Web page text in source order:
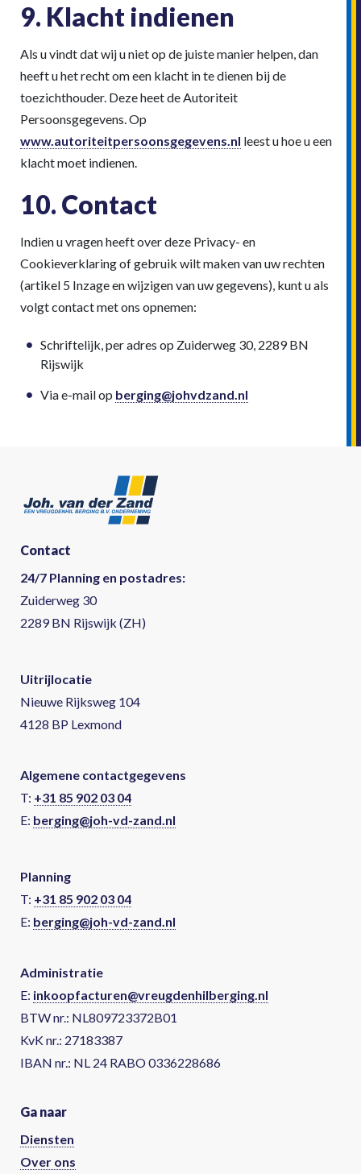
9. Klacht indienen
Als u vindt dat wij u niet op de juiste manier helpen, dan
heeft u het recht om een klacht in te dienen bij de
toezichthouder. Deze heet de Autoriteit
Persoonsgegevens. Op
www.autoriteitpersoonsgegevens.nl leest u hoe u een
klacht moet indienen.
10. Contact
Indien u vragen heeft over deze Privacy- en
Cookieverklaring of gebruik wilt maken van uw rechten
(artikel 5 Inzage en wijzigen van uw gegevens), kunt u als
volgt contact met ons opnemen:
Schriftelijk, per adres op Zuiderweg 30, 2289 BN
Rijswijk
Via e-mail op berging@johvdzand.nl
Contact
24/7 Planning en postadres:
Zuiderweg 30
2289 BN Rijswijk (ZH)
Uitrijlocatie
Nieuwe Rijksweg 104
4128 BP Lexmond
Algemene contactgegevens
T: +31 85 902 03 04
E: berging@joh-vd-zand.nl
Planning
T: +31 85 902 03 04
E: berging@joh-vd-zand.nl
Administratie
E: inkoopfacturen@vreugdenhilberging.nl
BTW nr.: NL809723372B01
KvK nr.: 27183387
IBAN nr.: NL 24 RABO 0336228686
Ga naar
Diensten
Over ons